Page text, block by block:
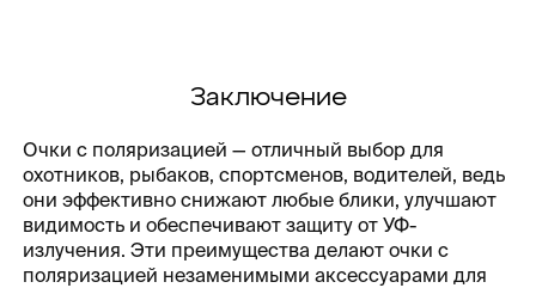
Заключение
Очки с поляризацией — отличный выбор для
охотников, рыбаков, спортсменов, водителей, ведь
они эффективно снижают любые блики, улучшают
видимость и обеспечивают защиту от УФ-
излучения. Эти преимущества делают очки с
поляризацией незаменимыми аксессуарами для